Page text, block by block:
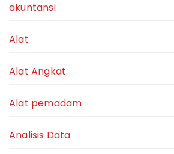
akuntansi
Alat
Alat Angkat
Alat pemadam
Analisis Data